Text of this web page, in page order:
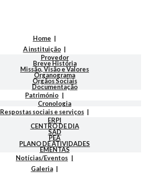
Home
A instituição
Provedor
Breve História
Missão, Visão e Valores
Organograma
Orgãos Sociais
Documentação
Património
Cronologia
Respostas sociais e serviços
ERPI
CENTRO DE DIA
SAD
PEA
PLANO DE ATIVIDADES
EMENTAS
Notícias/Eventos
Galeria